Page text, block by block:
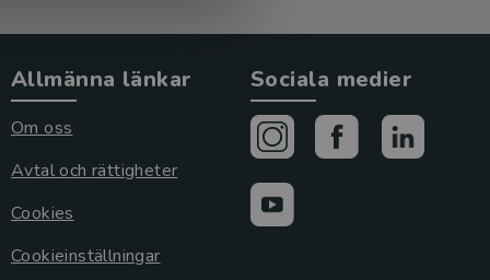
Allmänna länkar
Om oss
Avtal och rättigheter
Cookies
Cookieinställningar
Sociala medier